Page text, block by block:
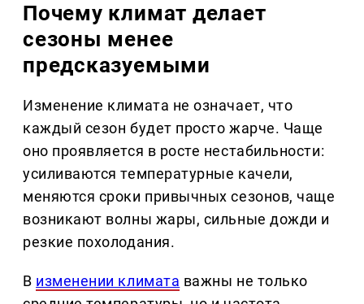
Почему климат делает
сезоны менее
предсказуемыми
Изменение климата не означает, что
каждый сезон будет просто жарче. Чаще
оно проявляется в росте нестабильности:
усиливаются температурные качели,
меняются сроки привычных сезонов, чаще
возникают волны жары, сильные дожди и
резкие похолодания.
В изменении климата важны не только